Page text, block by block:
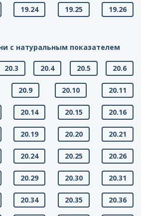
19.24 19.25 19.26
с натуральным показателем
20.3 20.4 20.5 20.6
20.9 20.10 20.11
20.14 20.15 20.16
20.19 20.20 20.21
20.24 20.25 20.26
20.29 20.30 20.31
20.34 20.35 20.36